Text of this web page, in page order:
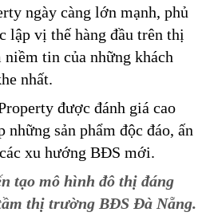
ngày càng lớn mạnh, phủ
lập vị thế hàng đầu trên thị
tin của những khách
nhất.
được đánh giá cao
sản phẩm độc đáo, ấn
xu hướng BĐS mới.
tạo mô hình đô thị đáng
thị trường BĐS Đà Nẵng.